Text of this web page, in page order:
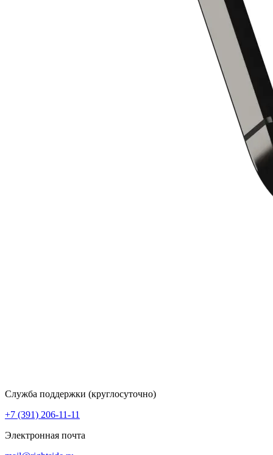
Служба поддержки (круглосуточно)
+7 (391) 206-11-11
Электронная почта